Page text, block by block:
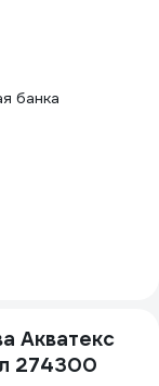
банка
Акватекс
274300